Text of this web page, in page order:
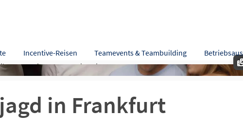
Incentive-Reisen Teamevents & Teambuilding
in Frankfurt
Leistungen Hinweise Karte Bewertungen